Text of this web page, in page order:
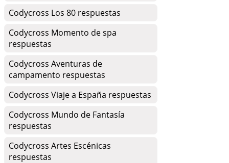
Codycross Los 80 respuestas
Codycross Momento de spa
respuestas
Codycross Aventuras de
campamento respuestas
Codycross Viaje a España respuestas
Codycross Mundo de Fantasía
respuestas
Codycross Artes Escénicas
respuestas